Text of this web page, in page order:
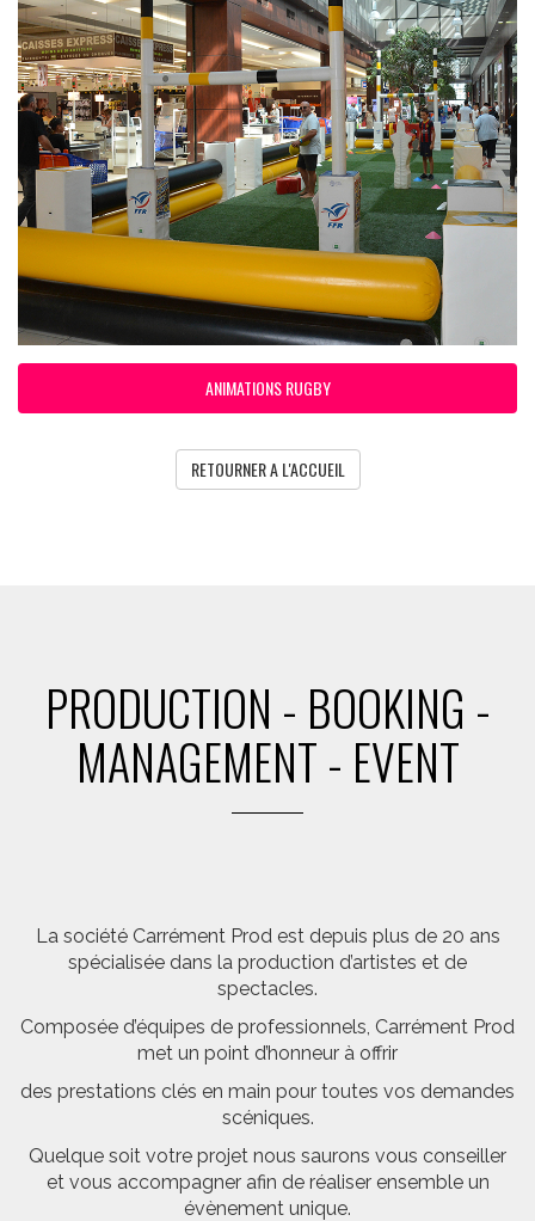
ANIMATIONS RUGBY
RETOURNER A L'ACCUEIL
PRODUCTION - BOOKING -
MANAGEMENT - EVENT
La société Carrément Prod est depuis plus de 20 ans
spécialisée dans la production d’artistes et de
spectacles.
Composée d’équipes de professionnels, Carrément Prod
met un point d’honneur à offrir
des prestations clés en main pour toutes vos demandes
scéniques.
Quelque soit votre projet nous saurons vous conseiller
et vous accompagner afin de réaliser ensemble un
évènement unique.